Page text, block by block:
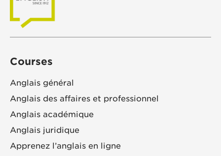
Courses
Anglais général
Anglais des affaires et professionnel
Anglais académique
Anglais juridique
Apprenez l’anglais en ligne